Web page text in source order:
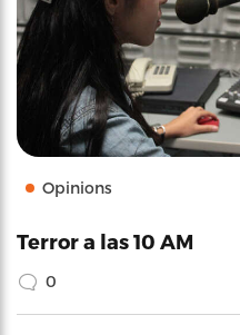
Opinions
Terror a las 10 AM
0